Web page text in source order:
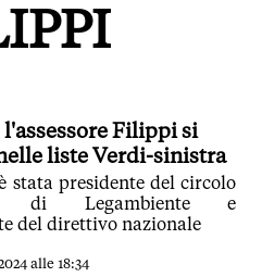
Filippi si
liste Verdi-sinistra
stata presidente del circolo
di Legambiente e
del direttivo nazionale
alle 18:34